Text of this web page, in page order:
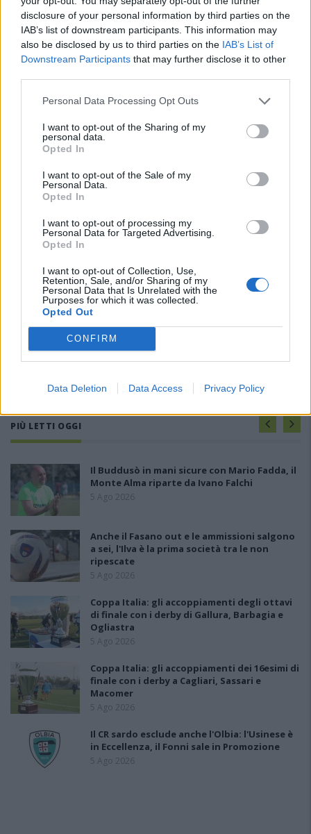
disclosure of your personal information by third parties on the
IAB’s list of downstream participants. This information may
also be disclosed by us to third parties on the IAB’s List of
Downstream Participants that may further disclose it to other
Personal Data Processing Opt Outs
I want to opt-out of the Sharing of my
personal data.
Opted In
I want to opt-out of the Sale of my
Personal Data.
Opted In
I want to opt-out of processing my
Personal Data for Targeted Advertising.
Opted In
I want to opt-out of Collection, Use,
Retention, Sale, and/or Sharing of my
Personal Data that Is Unrelated with the
Purposes for which it was collected.
Opted Out
CONFIRM
Data Deletion Data Access Privacy Policy
PIÙ LETTI OGGI
Il Buddusò in mani sicure con Mario Fadda, il
Monte Alma riparte da Ivano Falchi
5 Ago 2026
Anche il Fasano out e le ammissioni salgono
a sei, l'Ilva è la prima società tra le non
ripescate
5 Ago 2026
Coppa Italia: gli accoppiamenti degli ottavi
di finale con i derby di Gallura, Barbagia e
Ogliastra
5 Ago 2026
Coppa Italia: gli accoppiamenti dei 16esimi di
finale con i derby a Cagliari, Sassari e
Macomer
5 Ago 2026
Il CR sardo esclude anche l'Olbia: l'Usinese è
in Eccellenza, il Fonni sale in Promozione
5 Ago 2026